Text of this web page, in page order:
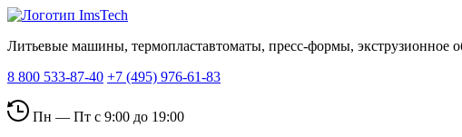
Литьевые машины, термопластавтоматы, пресс-формы, экструзионное
8 800 533-87-40 +7 (495) 976-61-83
Пн — Пт с 9:00 до 19:00